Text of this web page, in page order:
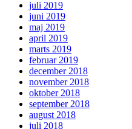
juli 2019
juni 2019
maj 2019
april 2019
marts 2019
februar 2019
december 2018
november 2018
oktober 2018
september 2018
august 2018
juli 2018